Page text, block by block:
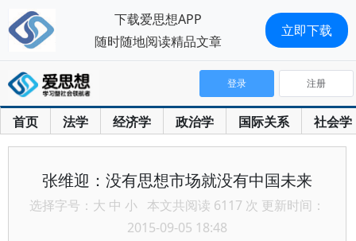
首页 法学 经济学 政治学 国际关系 社会学
登录 注册
张维迎：没有思想市场就没有中国未来
选择字号： 大 中 小 本文共阅读 6117 次 更新时间：
2015-09-05 18:48
下载爱思想APP
随时随地阅读精品文章
立即下载